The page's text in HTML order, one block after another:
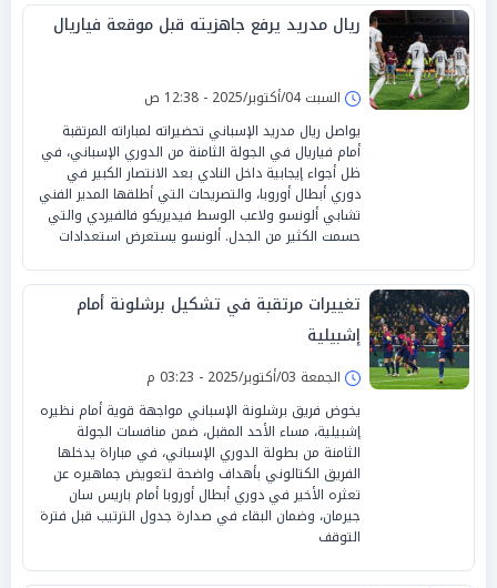
ريال مدريد يرفع جاهزيته قبل موقعة فياريال
السبت 04/أكتوبر/2025 - 12:38 ص
يواصل ريال مدريد الإسباني تحضيراته لمباراته المرتقبة
أمام فياريال في الجولة الثامنة من الدوري الإسباني، في
ظل أجواء إيجابية داخل النادي بعد الانتصار الكبير في
دوري أبطال أوروبا، والتصريحات التي أطلقها المدير الفني
تشابي ألونسو ولاعب الوسط فيديريكو فالفيردي والتي
حسمت الكثير من الجدل. ألونسو يستعرض استعدادات
تغييرات مرتقبة في تشكيل برشلونة أمام
إشبيلية
الجمعة 03/أكتوبر/2025 - 03:23 م
يخوض فريق برشلونة الإسباني مواجهة قوية أمام نظيره
إشبيلية، مساء الأحد المقبل، ضمن منافسات الجولة
الثامنة من بطولة الدوري الإسباني، في مباراة يدخلها
الفريق الكتالوني بأهداف واضحة لتعويض جماهيره عن
تعثره الأخير في دوري أبطال أوروبا أمام باريس سان
جيرمان، وضمان البقاء في صدارة جدول الترتيب قبل فترة
التوقف